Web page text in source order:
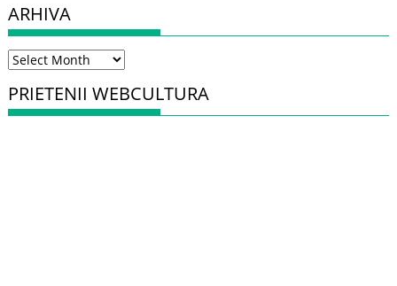
ARHIVA
Arhiva
PRIETENII WEBCULTURA